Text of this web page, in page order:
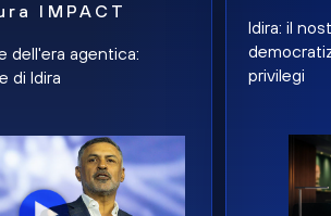
IMPACT
dell'era agentica:
di Idira
Idira: il
privilegi